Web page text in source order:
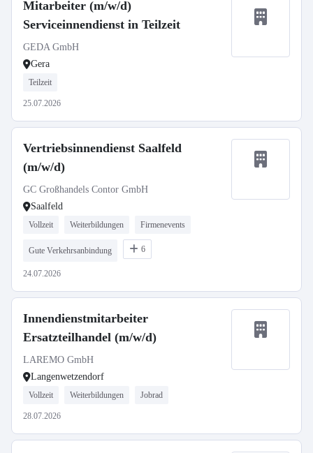
Mitarbeiter (m/w/d)
Serviceinnendienst in Teilzeit
GEDA GmbH
Gera
Teilzeit
25.07.2026
Vertriebsinnendienst Saalfeld
(m/w/d)
GC Großhandels Contor GmbH
Saalfeld
Vollzeit Weiterbildungen Firmenevents
Gute Verkehrsanbindung 6
24.07.2026
Innendienstmitarbeiter
Ersatzteilhandel (m/w/d)
LAREMO GmbH
Langenwetzendorf
Vollzeit Weiterbildungen Jobrad
28.07.2026